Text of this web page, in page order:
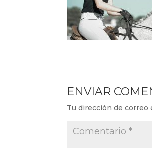
ENVIAR
Tu dirección de correo